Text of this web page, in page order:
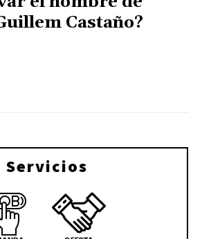
Castaño?
Servicios